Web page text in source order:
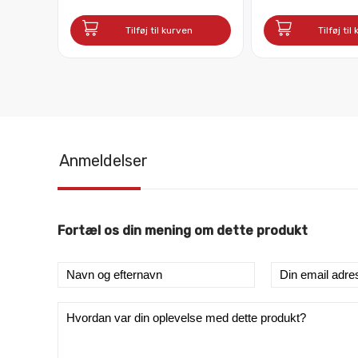
Tilføj til kurven Tilføj til
Anmeldelser
Fortæl os din mening om dette produkt